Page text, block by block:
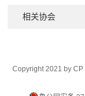
Copyright 2021 by